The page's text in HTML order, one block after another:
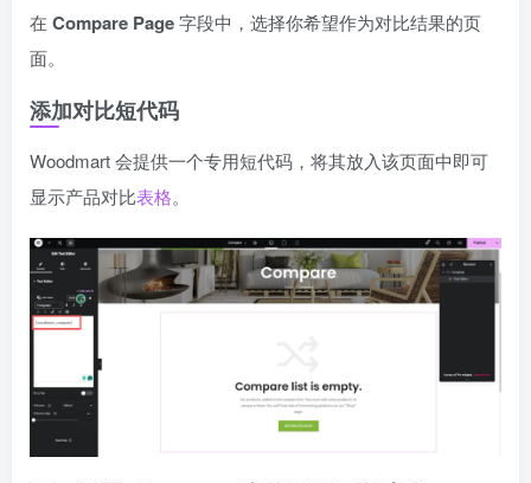
在 Compare Page字段中，选择你希望作为对比结果的页
面。
添加对比短代码
Woodmart 会提供一个专用短代码，将其放入该页面中即可
显示产品对比表格。